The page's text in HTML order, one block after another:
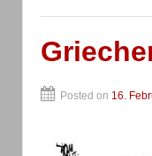
Posted on 16.